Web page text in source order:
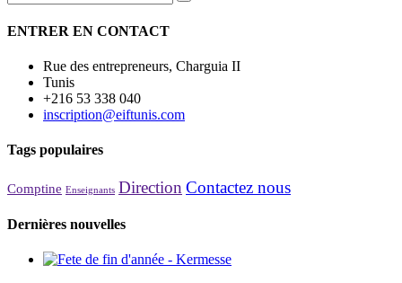
ENTRER EN CONTACT
Rue des entrepreneurs, Charguia II
Tunis
+216 53 338 040
inscription@eiftunis.com
Tags populaires
Comptine Enseignants Direction Contactez nous
Dernières nouvelles